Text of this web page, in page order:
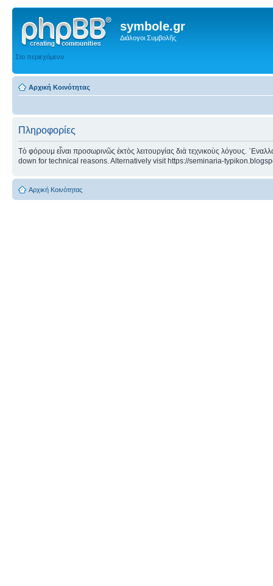
symbole.gr
Διάλογοι Συμβολῆς
Στο περιεχόμενο
Αρχική Κοινότητας
Πληροφορίες
Τὸ φόρουμ εἶναι προσωρινῶς ἐκτὸς λειτουργίας διὰ τεχνικοὺς λόγους.
down for technical reasons. Alternatively visit https://seminaria-
Αρχική Κοινότητας